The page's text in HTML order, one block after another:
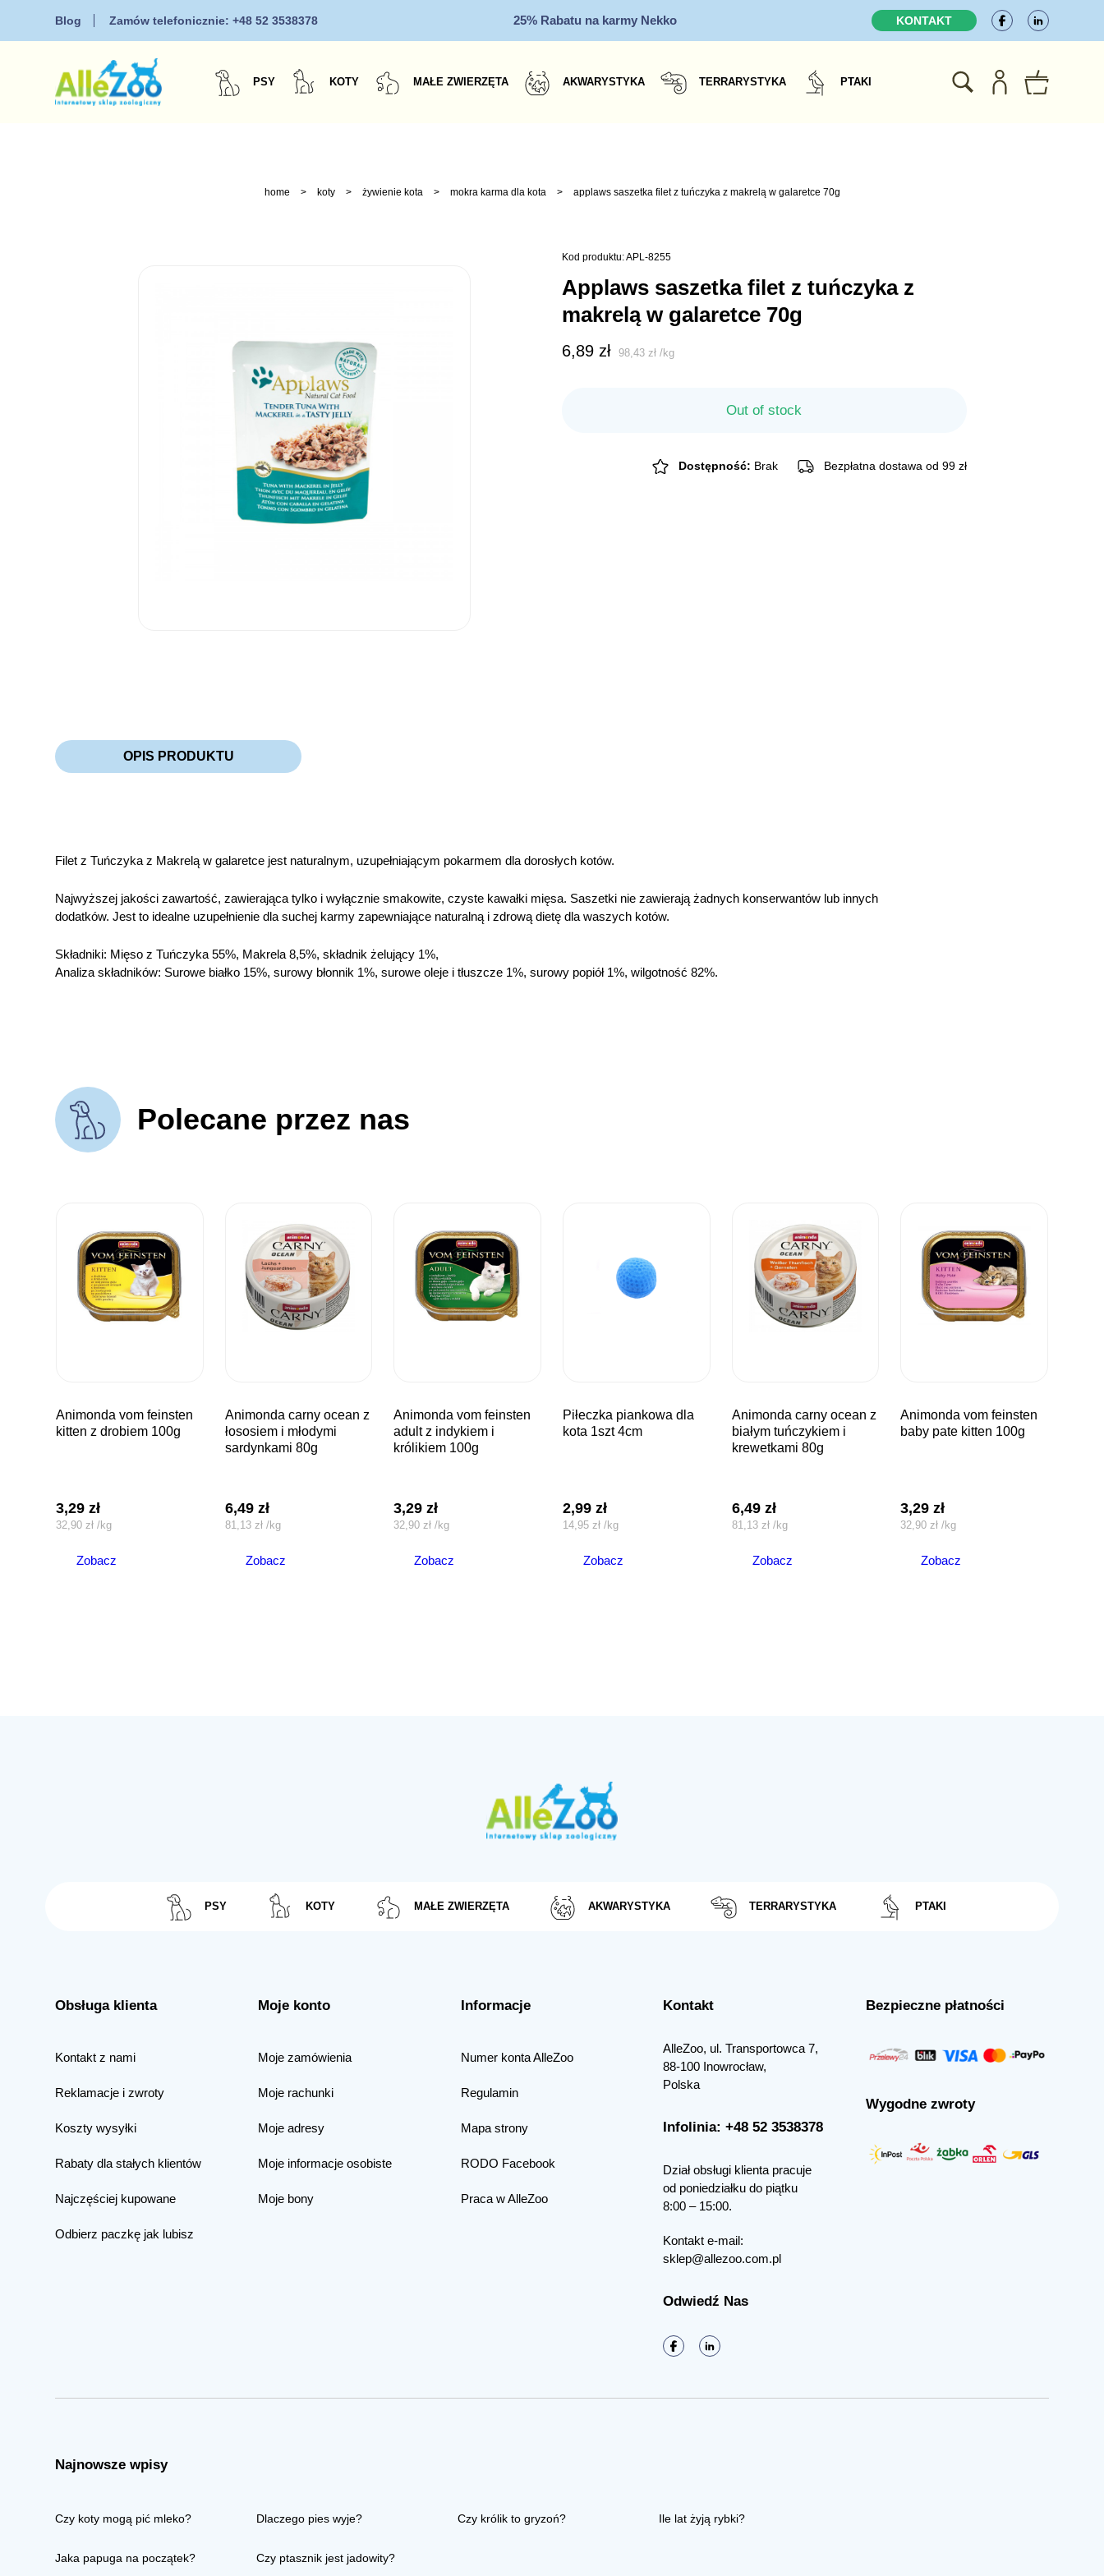
Blog Zamów telefonicznie:+48 52 3538378 25% Rabatu na karmy Nekko KONTAKT
PSY KOTY MAŁE ZWIERZĘTA AKWARYSTYKA TERRARYSTYKA PTAKI
home > koty > żywienie kota > mokra karma dla kota > applaws saszetka filet z tuńczyka z makrelą w galaretce 70g
Kod produktu: APL-8255
applaws saszetka filet z tuńczyka z
makrelą w galaretce 70g
6,89 zł 98,43 zł /kg
Out of stock
Dostępność: Brak Bezpłatna dostawa od 99 zł
OPIS PRODUKTU
Filet z Tuńczyka z Makrelą w galaretce jest naturalnym, uzupełniającym pokarmem dla dorosłych kotów.
Najwyższej jakości zawartość, zawierająca tylko i wyłącznie smakowite, czyste kawałki mięsa. Saszetki nie zawierają żadnych konserwantów lub innych
dodatków. Jest to idealne uzupełnienie dla suchej karmy zapewniające naturalną i zdrową dietę dla waszych kotów.
Składniki: Mięso z Tuńczyka 55%, Makrela 8,5%, składnik żelujący 1%,
Analiza składników: Surowe białko 15%, surowy błonnik 1%, surowe oleje i tłuszcze 1%, surowy popiół 1%, wilgotność 82%.
Polecane przez nas
animonda vom feinsten
kitten z drobiem 100g
3,29zł
32,90zł /kg
Zobacz
animonda carny ocean z
łososiem i młodymi
sardynkami 80g
6,49 zł
81,13 zł /kg
Zobacz
animonda vom feinsten
adult z indykiem i
królikiem 100g
3,29zł
32,90zł /kg
Zobacz
piłeczka piankowa dla
kota 1szt 4cm
2,99 zł
14,95 zł /kg
Zobacz
animonda carny ocean z
białym tuńczykiem i
krewetkami 80g
6,49 zł
81,13 zł /kg
Zobacz
animonda vom feinsten
baby pate kitten 100g
3,29zł
32,90zł /kg
Zobacz
PSY KOTY MAŁE ZWIERZĘTA AKWARYSTYKA TERRARYSTYKA PTAKI
Obsługa klienta
Kontakt z nami
Reklamacje i zwroty
Koszty wysyłki
Rabaty dla stałych klientów
Najczęściej kupowane
Odbierz paczkę jak lubisz
Moje konto
Moje zamówienia
Moje rachunki
Moje adresy
Moje informacje osobiste
Moje bony
Informacje
Numer konta AlleZoo
Regulamin
Mapa strony
RODO Facebook
Praca w AlleZoo
Kontakt
AlleZoo, ul. Transportowca 7,
88-100 Inowrocław,
Polska
Infolinia: +48 52 3538378
Dział obsługi klienta pracuje
od poniedziałku do piątku
8:00 – 15:00.
Kontakt e-mail:
sklep@allezoo.com.pl
Odwiedź Nas
Bezpieczne płatności
Wygodne zwroty
Najnowsze wpisy
Czy koty mogą pić mleko? Dlaczego pies wyje? Czy królik to gryzoń? Ile lat żyją rybki?
Jaka papuga na początek? Czy ptasznik jest jadowity?